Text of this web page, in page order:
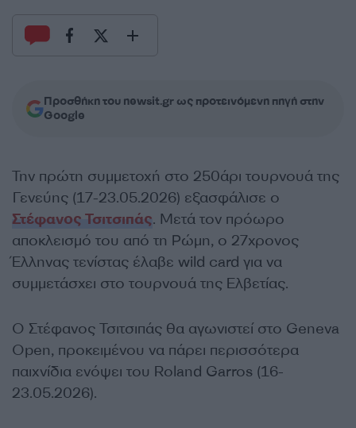
Προσθήκη του newsit.gr ως προτεινόμενη πηγή στην
Google
Την πρώτη συμμετοχή στο 250άρι τουρνουά της
Γενεύης (17-23.05.2026) εξασφάλισε ο
Στέφανος Τσιτσιπάς. Μετά τον πρόωρο
αποκλεισμό του από τη Ρώμη, ο 27χρονος
Έλληνας τενίστας έλαβε wild card για να
συμμετάσχει στο τουρνουά της Ελβετίας.
Ο Στέφανος Τσιτσιπάς θα αγωνιστεί στο Geneva
Open, προκειμένου να πάρει περισσότερα
παιχνίδια ενόψει του Roland Garros (16-
23.05.2026).